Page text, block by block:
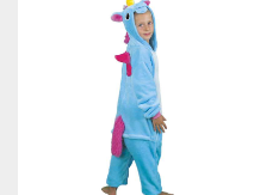
Angebot anfordern